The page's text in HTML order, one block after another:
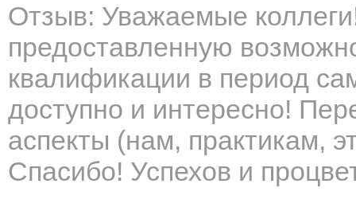
Отзыв: Уважаемые
предоставленную
квалификации в период
доступно и интересно!
аспекты (нам, практикам,
Спасибо! Успехов и